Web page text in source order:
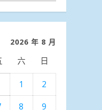
2026 年 8 月
六 日
1
2
8 9